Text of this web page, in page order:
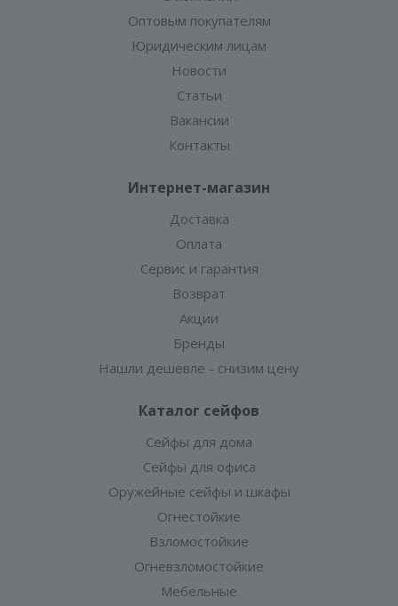
Оптовым покупателям
Юридическим лицам
Новости
Статьи
Вакансии
Контакты
Интернет-магазин
Доставка
Оплата
Сервис и гарантия
Возврат
Акции
Бренды
Нашли дешевле - снизим цену
Каталог сейфов
Сейфы для дома
Сейфы для офиса
Оружейные сейфы и шкафы
Огнестойкие
Взломостойкие
Огневзломостойкие
Мебельные